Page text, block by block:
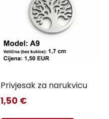
Privjesak za narukvicu
1,50 €